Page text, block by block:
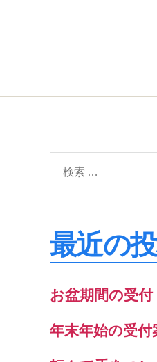
最近の
お盆期間の受付
年末年始の受付